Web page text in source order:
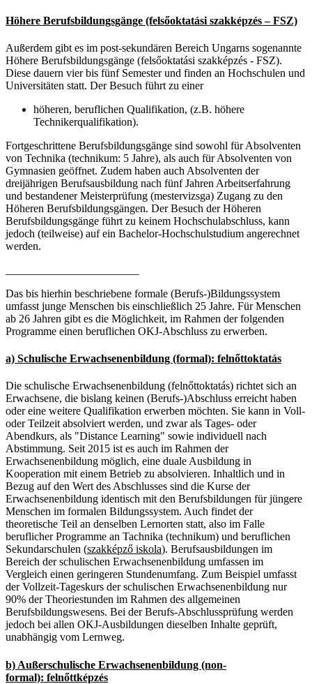
Höhere Berufsbildungsgänge (felsőoktatási szakképzés – FSZ)
Außerdem gibt es im post-sekundären Bereich Ungarns sogenannte
Höhere Berufsbildungsgänge (felsőoktatási szakképzés - FSZ).
Diese dauern vier bis fünf Semester und finden an Hochschulen und
Universitäten statt. Der Besuch führt zu einer
höheren, beruflichen Qualifikation, (z.B. höhere
Technikerqualifikation).
Fortgeschrittene Berufsbildungsgänge sind sowohl für Absolventen
von Technika (technikum: 5 Jahre), als auch für Absolventen von
Gymnasien geöffnet. Zudem haben auch Absolventen der
dreijährigen Berufsausbildung nach fünf Jahren Arbeitserfahrung
und bestandener Meisterprüfung (mestervizsga) Zugang zu den
Höheren Berufsbildungsgängen. Der Besuch der Höheren
Berufsbildungsgänge führt zu keinem Hochschulabschluss, kann
jedoch (teilweise) auf ein Bachelor-Hochschulstudium angerechnet
werden.
Das bis hierhin beschriebene formale (Berufs-)Bildungssystem
umfasst junge Menschen bis einschließlich 25 Jahre. Für Menschen
ab 26 Jahren gibt es die Möglichkeit, im Rahmen der folgenden
Programme einen beruflichen OKJ-Abschluss zu erwerben.
a) Schulische Erwachsenenbildung (formal): felnőttoktatás
Die schulische Erwachsenenbildung (felnőttoktatás) richtet sich an
Erwachsene, die bislang keinen (Berufs-)Abschluss erreicht haben
oder eine weitere Qualifikation erwerben möchten. Sie kann in Voll-
oder Teilzeit absolviert werden, und zwar als Tages- oder
Abendkurs, als "Distance Learning" sowie individuell nach
Abstimmung. Seit 2015 ist es auch im Rahmen der
Erwachsenenbildung möglich, eine duale Ausbildung in
Kooperation mit einem Betrieb zu absolvieren. Inhaltlich und in
Bezug auf den Wert des Abschlusses sind die Kurse der
Erwachsenenbildung identisch mit den Berufsbildungen für jüngere
Menschen im formalen Bildungssystem. Auch findet der
theoretische Teil an denselben Lernorten statt, also im Falle
beruflicher Programme an Tachnika (technikum) und beruflichen
Sekundarschulen (szakképző iskola). Berufsausbildungen im
Bereich der schulischen Erwachsenenbildung umfassen im
Vergleich einen geringeren Stundenumfang. Zum Beispiel umfasst
der Vollzeit-Tageskurs der schulischen Erwachsenenbildung nur
90% der Theoriestunden im Rahmen des allgemeinen
Berufsbildungswesens. Bei der Berufs-Abschlussprüfung werden
jedoch bei allen OKJ-Ausbildungen dieselben Inhalte geprüft,
unabhängig vom Lernweg.
b) Außerschulische Erwachsenenbildung (non-
formal): felnőttképzés